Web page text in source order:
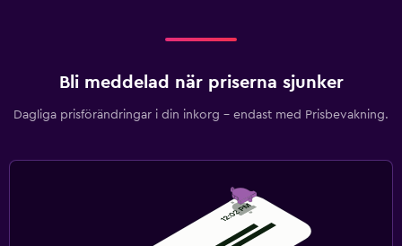
Bli meddelad när priserna sjunker
Dagliga prisförändringar i din inkorg – endast med Prisbevakning.